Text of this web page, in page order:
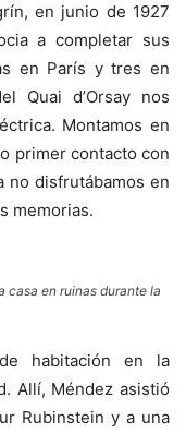
en junio de 1927
a completar sus
en París y tres en
Quai d’Orsay nos
Montamos en
primer contacto con
no disfrutábamos en
memorias.
casa en ruinas durante la
habitación en la
Allí, Méndez asistió
Rubinstein y a una